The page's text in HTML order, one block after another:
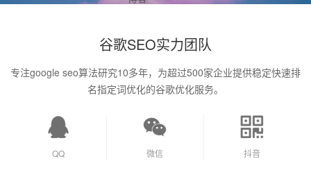
谷歌SEO实力团队
专注google seo算法研究10多年，为超过500家企业提供稳定快速排
名指定词优化的谷歌优化服务。
QQ 微信 抖音